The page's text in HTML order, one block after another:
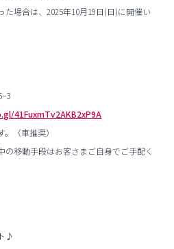
場合は、2025年10月19日(日)に開催い
41FuxmTv2AKB2xP9A
（車推奨）
移動手段はお客さまご自身でご手配く
♪